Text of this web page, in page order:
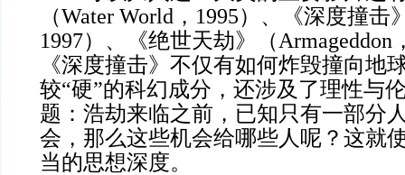
（Water World，1995）、《深度撞击
1997）、《绝世天劫》（Armageddon
《深度撞击》不仅有如何炸毁撞向地
较“硬”的科幻成分，还涉及了理性与
题：浩劫来临之前，已知只有一部分
会，那么这些机会给哪些人呢？这就
当的思想深度。